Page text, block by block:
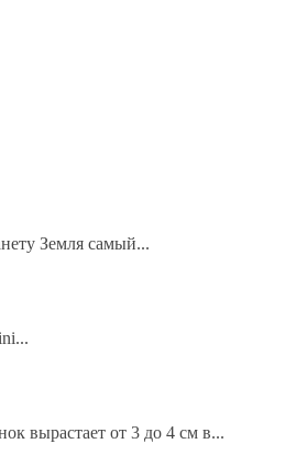
Земля самый...
вырастает от 3 до 4 см в...